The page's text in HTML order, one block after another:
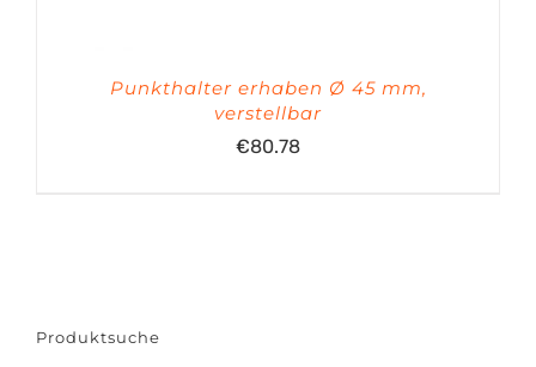
Punkthalter erhaben Ø 45 mm,
verstellbar
€80.78
Produktsuche